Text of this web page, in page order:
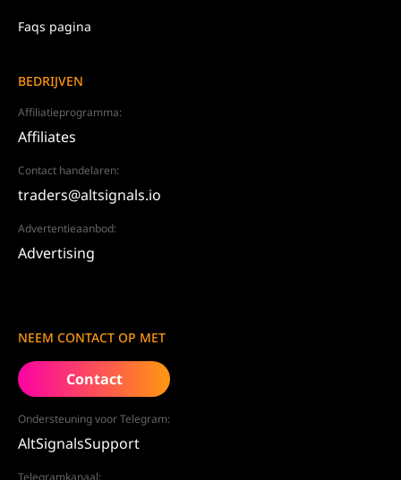
Faqs pagina
BEDRIJVEN
Affiliatieprogramma:
Affiliates
Contact handelaren:
traders@altsignals.io
Advertentieaanbod:
Advertising
NEEM CONTACT OP MET
Contact
Ondersteuning voor Telegram:
AltSignalsSupport